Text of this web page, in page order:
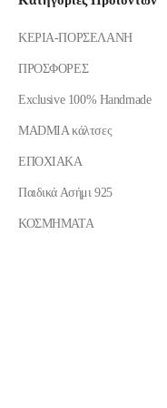
ΚΕΡΙΑ-ΠΟΡΣΕΛΑΝΗ
ΠΡΟΣΦΟΡΕΣ
Exclusive 100% Handmade
MADMIA κάλτσες
ΕΠΟΧΙΑΚΑ
Παιδικά Ασήμι 925
ΚΟΣΜΗΜΑΤΑ